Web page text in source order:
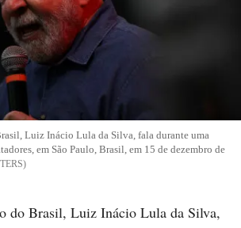
Luiz Inácio Lula da Silva, fala durante uma
em São Paulo, Brasil, em 15 de dezembro de
do Brasil, Luiz Inácio Lula da Silva,